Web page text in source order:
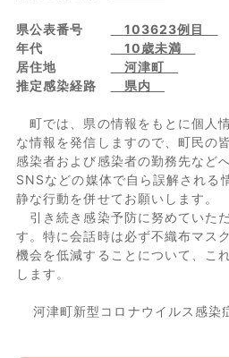
県公表番号 103623例目
年代
10歳未満
居住地
河津町
推定感染経路
県内
町では、県の情報をもとに個人
な情報を発信しますので、町民の
感染者および感染者の勤務先など
SNSなどの媒体で自ら誤解される
静な行動を併せてお願いします。
引き続き感染予防に努めていた
す。特に会話時は必ず不織布マス
機会を低減することについて、こ
します。
河津町新型コロナウイルス